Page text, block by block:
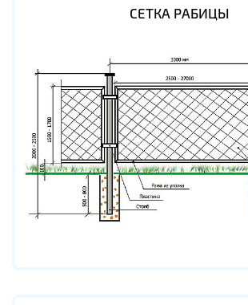
СЕТКА РАБИЦЫ